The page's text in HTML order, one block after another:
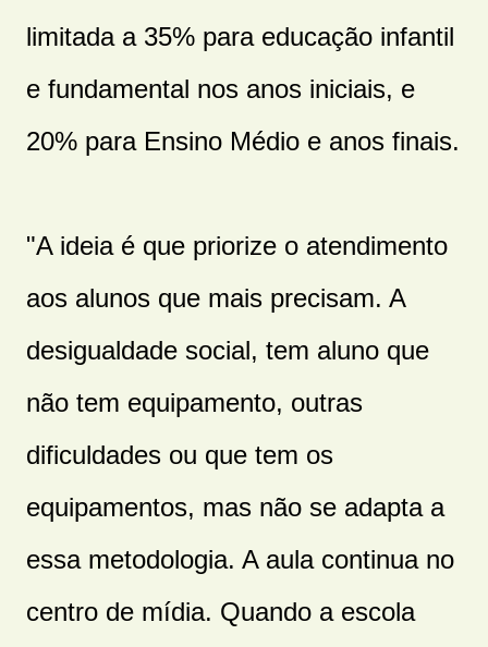
limitada a 35% para educação infantil
e fundamental nos anos iniciais, e
20% para Ensino Médio e anos finais.
"A ideia é que priorize o atendimento
aos alunos que mais precisam. A
desigualdade social, tem aluno que
não tem equipamento, outras
dificuldades ou que tem os
equipamentos, mas não se adapta a
essa metodologia. A aula continua no
centro de mídia. Quando a escola